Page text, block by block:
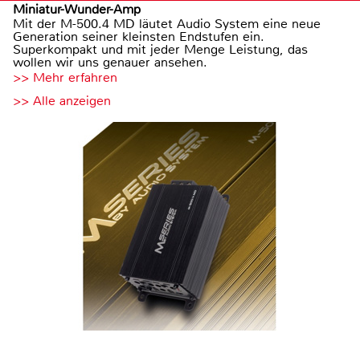
Miniatur-Wunder-Amp
Mit der M-500.4 MD läutet Audio System eine neue
Generation seiner kleinsten Endstufen ein.
Superkompakt und mit jeder Menge Leistung, das
wollen wir uns genauer ansehen.
>> Mehr erfahren
>> Alle anzeigen